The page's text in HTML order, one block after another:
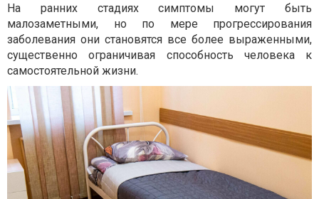
На ранних стадиях симптомы могут быть
малозаметными, но по мере прогрессирования
заболевания они становятся все более выраженными,
существенно ограничивая способность человека к
самостоятельной жизни.